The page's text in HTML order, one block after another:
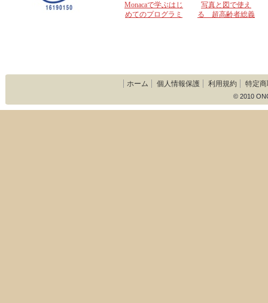
Monacaで学ぶはじ
めてのプログラミ
写真と図で使え
る 超高齢者総義
ホーム 個人情報保護 利用規約 特定
© 2010